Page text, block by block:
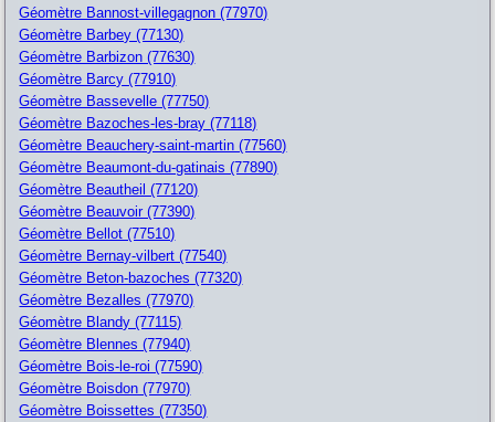
Géomètre Bannost-villegagnon (77970)
Géomètre Barbey (77130)
Géomètre Barbizon (77630)
Géomètre Barcy (77910)
Géomètre Bassevelle (77750)
Géomètre Bazoches-les-bray (77118)
Géomètre Beauchery-saint-martin (77560)
Géomètre Beaumont-du-gatinais (77890)
Géomètre Beautheil (77120)
Géomètre Beauvoir (77390)
Géomètre Bellot (77510)
Géomètre Bernay-vilbert (77540)
Géomètre Beton-bazoches (77320)
Géomètre Bezalles (77970)
Géomètre Blandy (77115)
Géomètre Blennes (77940)
Géomètre Bois-le-roi (77590)
Géomètre Boisdon (77970)
Géomètre Boissettes (77350)